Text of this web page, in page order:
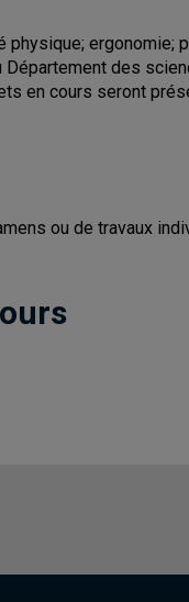
ergonomie;
des
en cours seront
ou de travaux